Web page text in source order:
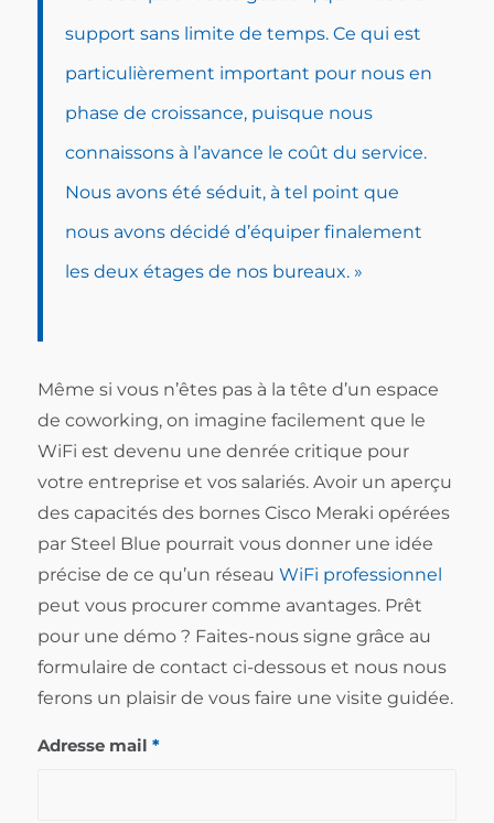
support sans limite de temps. Ce qui est
particulièrement important pour nous en
phase de croissance, puisque nous
connaissons à l’avance le coût du service.
Nous avons été séduit, à tel point que
nous avons décidé d’équiper finalement
les deux étages de nos bureaux. »
Même si vous n’êtes pas à la tête d’un espace
de coworking, on imagine facilement que le
WiFi est devenu une denrée critique pour
votre entreprise et vos salariés. Avoir un aperçu
des capacités des bornes Cisco Meraki opérées
par Steel Blue pourrait vous donner une idée
précise de ce qu’un réseau WiFi professionnel
peut vous procurer comme avantages. Prêt
pour une démo ? Faites-nous signe grâce au
formulaire de contact ci-dessous et nous nous
ferons un plaisir de vous faire une visite guidée.
Adresse mail *